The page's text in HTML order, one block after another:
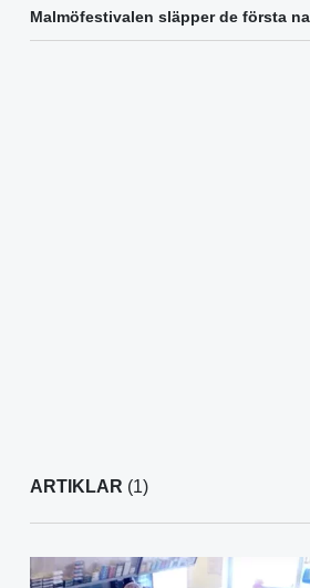
Malmöfestivalen släpper de första
ARTIKLAR (1)